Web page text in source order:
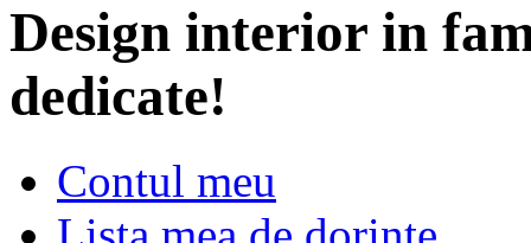
Design interior in
dedicate!
Contul meu